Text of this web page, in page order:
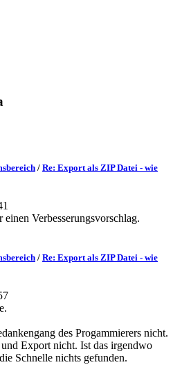
/ Re: Export als ZIP Datei - wie
Verbesserungsvorschlag.
/ Re: Export als ZIP Datei - wie
des Progammierers nicht.
Export nicht. Ist das irgendwo
Schnelle nichts gefunden.